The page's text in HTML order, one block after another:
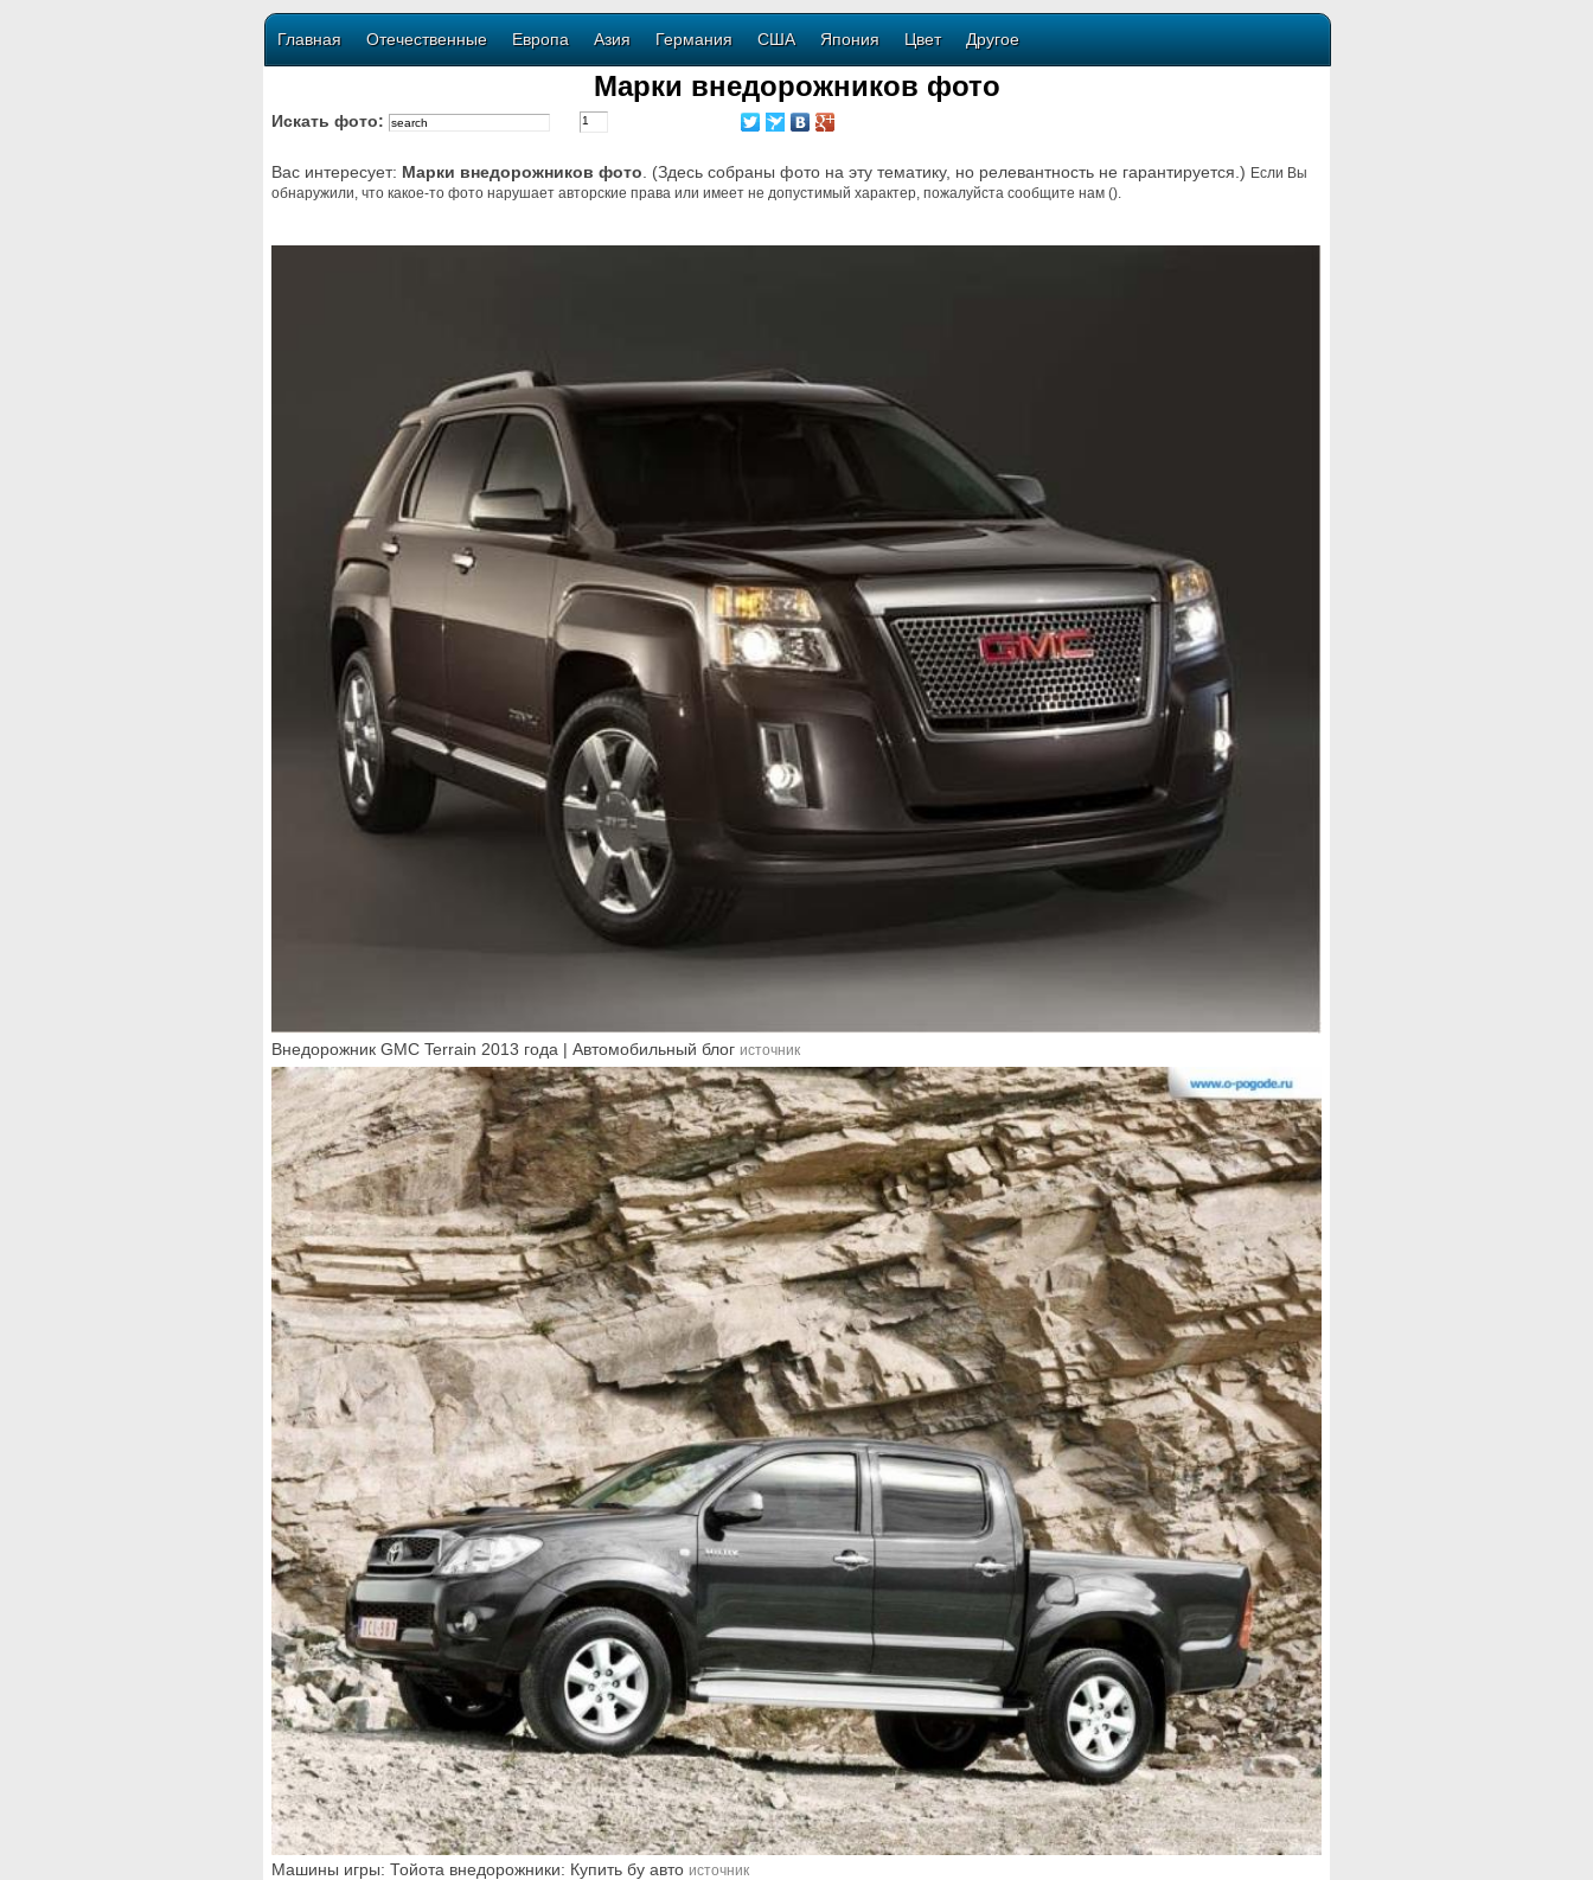
Главная Отечественные Европа Азия Германия США Япония Цвет Другое
Марки внедорожников фото
Искать фото:
Вас интересует: Марки внедорожников фото . (Здесь собраны фото на эту тематику, но релевантность не гарантируется.) Если Вы
обнаружили, что какое-то фото нарушает авторские права или имеет не допустимый характер, пожалуйста сообщите нам ().
Внедорожник GMC Terrain 2013 года | Автомобильный блог источник
Машины игры: Тойота внедорожники: Купить бу авто источник